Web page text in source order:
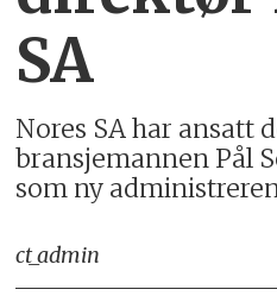
SA
Nores SA har ansatt
bransjemannen Pål
som ny
ct_admin